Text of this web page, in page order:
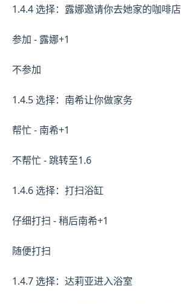
1.4.4 选择：露娜邀请你去她家的咖啡店
参加 - 露娜+1
不参加
1.4.5 选择：南希让你做家务
帮忙 - 南希+1
不帮忙 - 跳转至1.6
1.4.6 选择：打扫浴缸
仔细打扫 - 稍后南希+1
随便打扫
1.4.7 选择：达莉亚进入浴室